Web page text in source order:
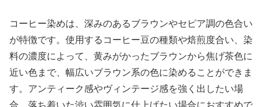
コーヒー染めは、深みのあるブラウンやセピア調の色合い
が特徴です。使用するコーヒー豆の種類や焙煎度合い、染
料の濃度によって、黄みがかったブラウンから焦げ茶色に
近い色まで、幅広いブラウン系の色に染めることができま
す。アンティーク感やヴィンテージ感を強く出したい場
合、落ち着いた渋い雰囲気に仕上げたい場合におすすめで